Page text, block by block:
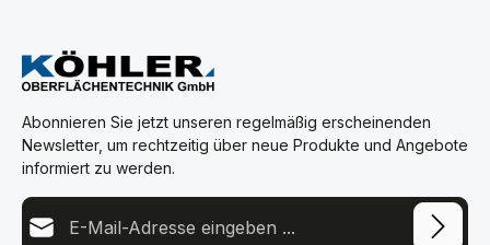
Abonnieren Sie jetzt unseren regelmäßig erscheinenden
Newsletter, um rechtzeitig über neue Produkte und Angebote
informiert zu werden.
E-Mail-Adresse*